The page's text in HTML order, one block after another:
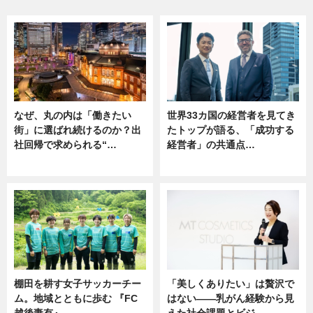
なぜ、丸の内は「働きたい
街」に選ばれ続けるのか？出
社回帰で求められる“…
世界33カ国の経営者を見てき
たトップが語る、「成功する
経営者」の共通点…
棚田を耕す女子サッカーチー
ム。地域とともに歩む 『FC
「美しくありたい」は贅沢で
はない――乳がん経験から見